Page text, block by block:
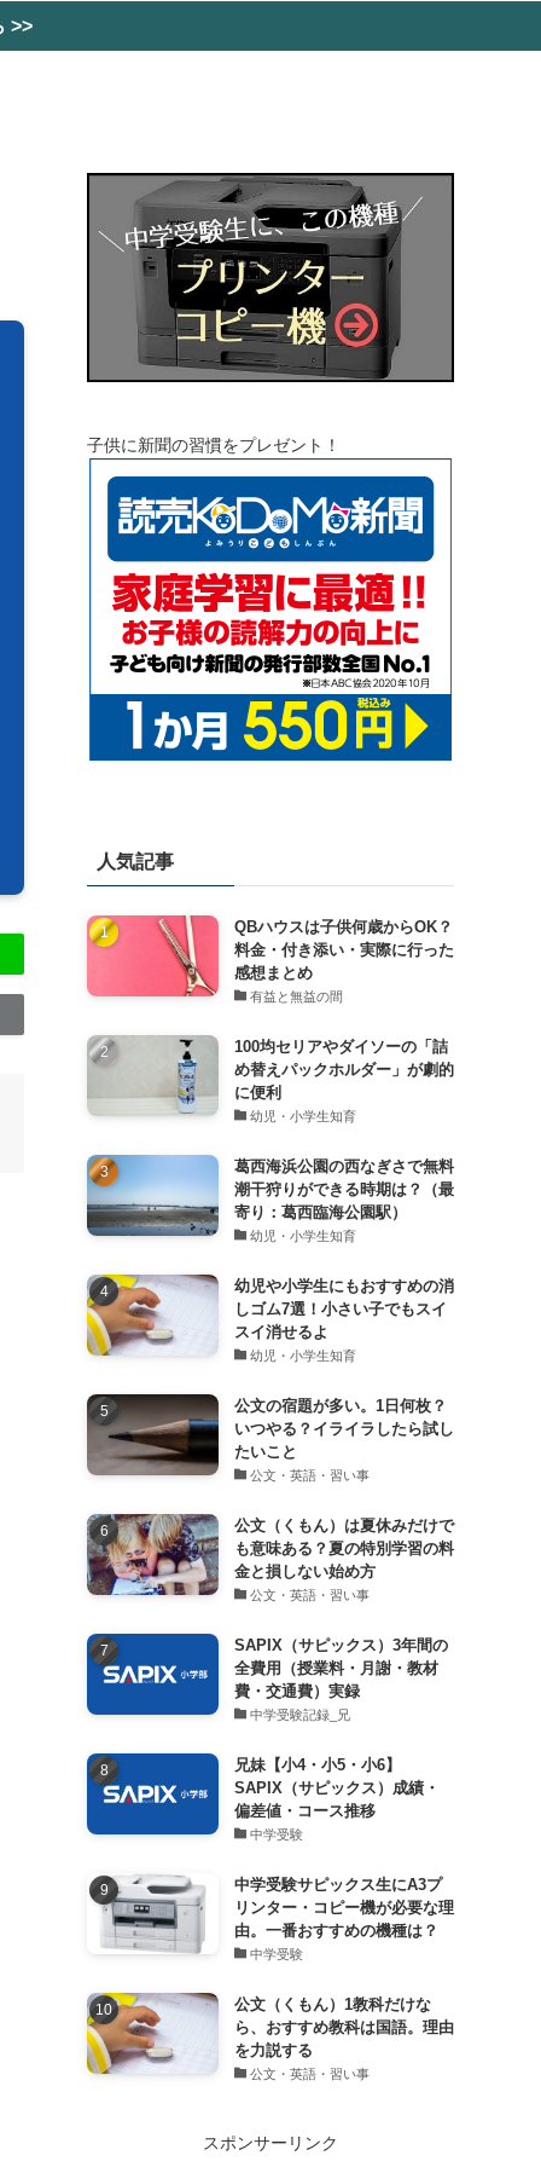
>>
子供に新聞の習慣をプレゼント！
人気記事
QBハウスは子供何歳からOK？
料金・付き添い・実際に行った
感想まとめ
有益と無益の間
100均セリアやダイソーの「詰
め替えパックホルダー」が劇的
に便利
幼児・小学生知育
葛西海浜公園の西なぎさで無料
潮干狩りができる時期は？（最
寄り：葛西臨海公園駅）
幼児・小学生知育
幼児や小学生にもおすすめの消
しゴム7選！小さい子でもスイ
スイ消せるよ
幼児・小学生知育
公文の宿題が多い。1日何枚？
いつやる？イライラしたら試し
たいこと
公文・英語・習い事
公文（くもん）は夏休みだけで
も意味ある？夏の特別学習の料
金と損しない始め方
公文・英語・習い事
SAPIX（サピックス）3年間の
全費用（授業料・月謝・教材
費・交通費）実録
中学受験記録_兄
兄妹【小4・小5・小6】
SAPIX（サピックス）成績・
偏差値・コース推移
中学受験
中学受験サピックス生にA3プ
リンター・コピー機が必要な理
由。一番おすすめの機種は？
中学受験
公文（くもん）1教科だけな
ら、おすすめ教科は国語。理由
を力説する
公文・英語・習い事
スポンサーリンク